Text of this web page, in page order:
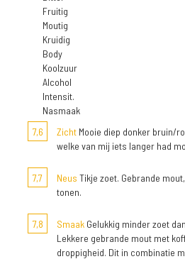
Fruitig
Moutig
Kruidig
Body
Koolzuur
Alcohol
Intensit.
Nasmaak
7,6
Zicht Mooie diep donker bruin/
welke van mij iets langer had
7,7 Neus Tikje zoet. Gebrande
tonen.
7,8 Smaak Gelukkig minder zoet
Lekkere gebrande mout met
droppigheid. Dit in combinatie